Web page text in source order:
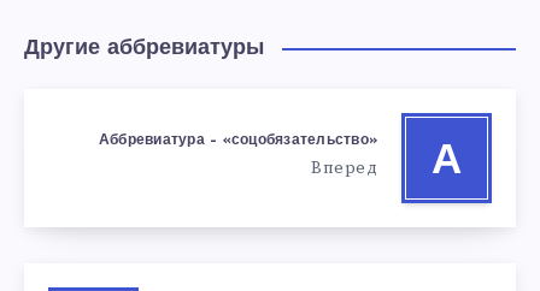
Другие аббревиатуры
А
Аббревиатура – «соцобязательство»
Вперед